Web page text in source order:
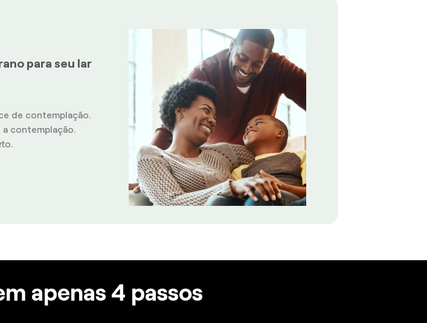
para seu lar
de contemplação.
contemplação.
apenas 4 passos